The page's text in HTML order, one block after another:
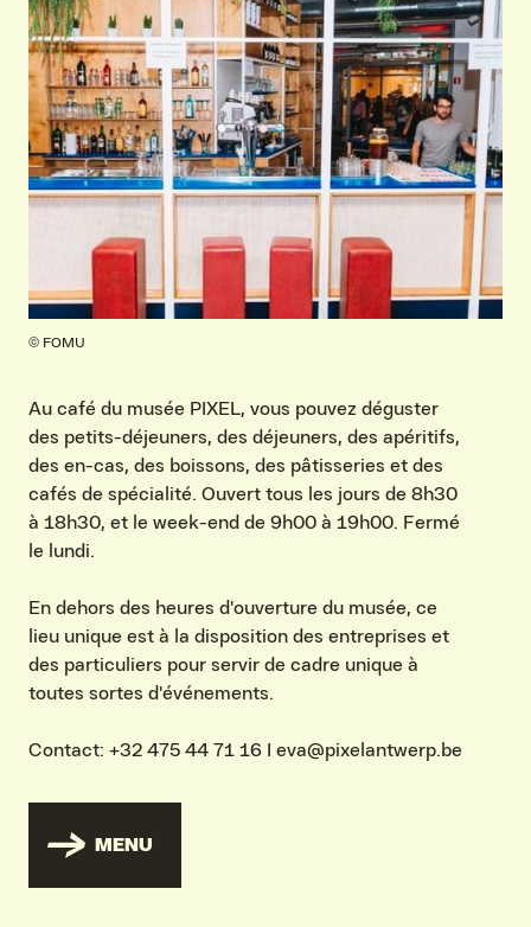
Au café du musée PIXEL, vous pouvez déguster
des petits-déjeuners, des déjeuners, des apéritifs,
des en-cas, des boissons, des pâtisseries et des
cafés de spécialité. Ouvert tous les jours de 8h30
à 18h30, et le week-end de 9h00 à 19h00. Fermé
le lundi.
En dehors des heures d'ouverture du musée, ce
lieu unique est à la disposition des entreprises et
des particuliers pour servir de cadre unique à
toutes sortes d'événements.
Contact: +32 475 44 71 16 I eva@pixelantwerp.be
MENU
© FOMU